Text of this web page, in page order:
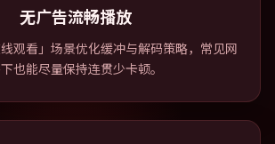
无广告流畅播放
观看」场景优化缓冲与解码策略，常见网
也能尽量保持连贯少卡顿。